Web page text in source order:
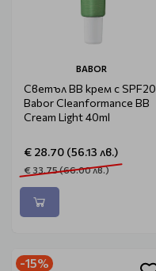
BABOR
Светъл ВВ крем с SPF20
Babor Cleanformance BB
Cream Light 40ml
€ 28.70 (56.13 лв.)
€ 33.75 (66.00 лв.)
-15%